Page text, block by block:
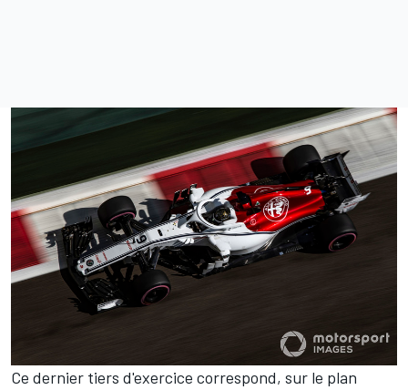
Ce dernier tiers d'exercice correspond, sur le plan